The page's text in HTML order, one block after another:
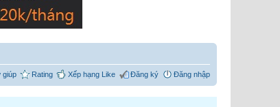
giúp Rating Xếp hạng Like Đăng ký Đăng nhập